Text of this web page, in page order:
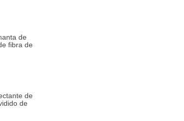
de
fibra de
de
de
de